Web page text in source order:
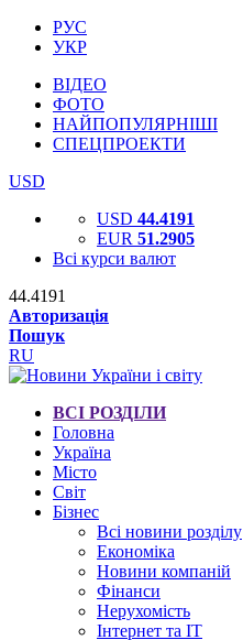
РУС
УКР
ВІДЕО
ФОТО
НАЙПОПУЛЯРНІШІ
СПЕЦПРОЕКТИ
USD
USD 44.4191
EUR 51.2905
Всі курси валют
44.4191
Авторизація
Пошук
RU
ВСІ РОЗДІЛИ
Головна
Україна
Місто
Світ
Бізнес
Всі новини розділу
Економіка
Новини компаній
Фінанси
Нерухомість
Інтернет та IT